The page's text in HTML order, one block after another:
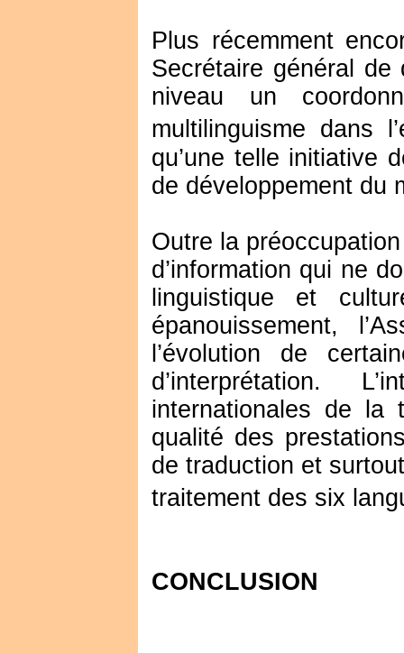
Plus récemment
Secrétaire général
niveau un
multilinguisme dans
qu’une telle initiative
de développement du
Outre la
d’information qui ne
linguistique et
épanouissement,
l’évolution de
d’interprétation.
internationales de la
qualité des
de traduction et
traitement des six
CONCLUSION